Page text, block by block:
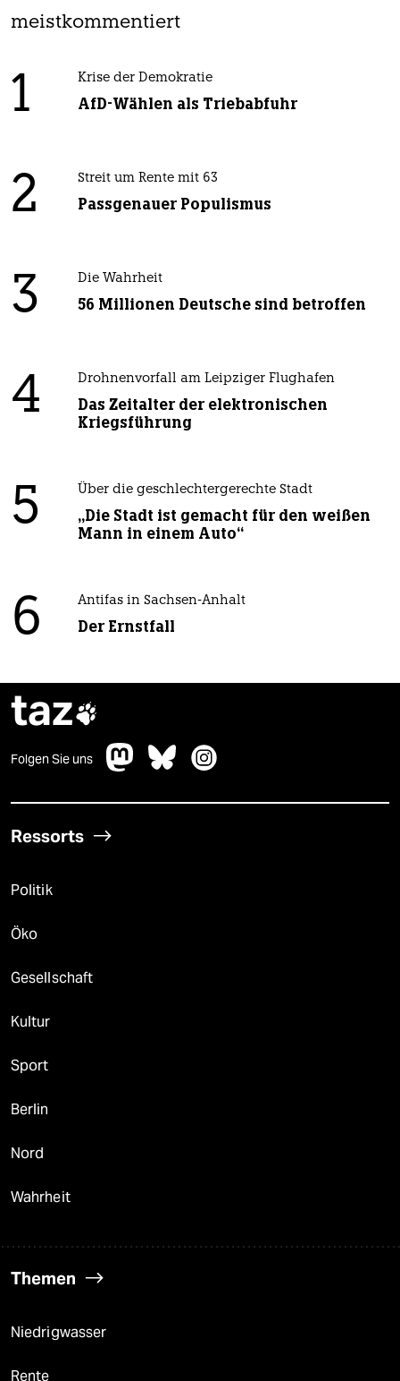
meistkommentiert
1 Krise der Demokratie
AfD-Wählen als Triebabfuhr
2 Streit um Rente mit 63
Passgenauer Populismus
3 Die Wahrheit
56 Millionen Deutsche sind betroffen
4 Drohnenvorfall am Leipziger Flughafen
Das Zeitalter der elektronischen
Kriegsführung
5 Über die geschlechtergerechte Stadt
„Die Stadt ist gemacht für den weißen
Mann in einem Auto“
6 Antifas in Sachsen-Anhalt
Der Ernstfall
taz
Folgen Sie uns
Ressorts
Politik
Öko
Gesellschaft
Kultur
Sport
Berlin
Nord
Wahrheit
Themen
Niedrigwasser
Rente